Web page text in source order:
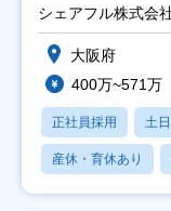
シェアフル株式会
大阪府
400万~571万
正社員採用 土
産休・育休あり